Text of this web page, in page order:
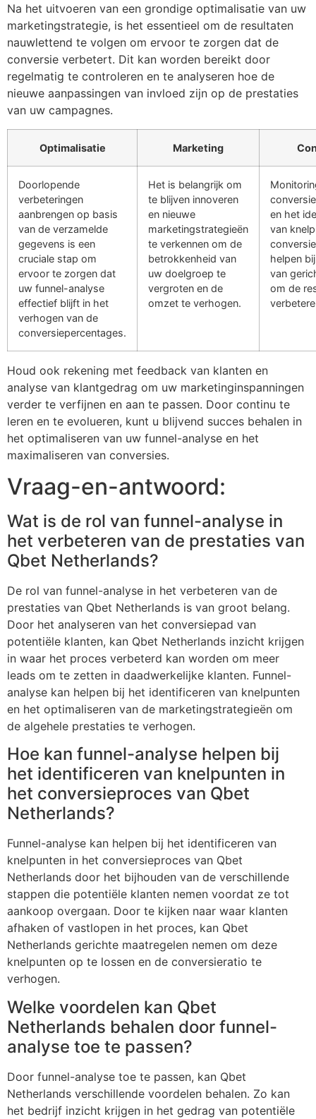
Na het uitvoeren van een grondige optimalisatie van uw
marketingstrategie, is het essentieel om de resultaten
nauwlettend te volgen om ervoor te zorgen dat de
conversie verbetert. Dit kan worden bereikt door
regelmatig te controleren en te analyseren hoe de
nieuwe aanpassingen van invloed zijn op de prestaties
van uw campagnes.
Optimalisatie Marketing
Doorlopende
verbeteringen
aanbrengen op basis
van de verzamelde
gegevens is een
cruciale stap om
ervoor te zorgen dat
uw funnel-analyse
effectief blijft in het
verhogen van de
conversiepercentages.
Het is belangrijk om
te blijven innoveren
en nieuwe
marketingstrategieën
te verkennen om de
betrokkenheid van
uw doelgroep te
vergroten en de
omzet te verhogen.
en het
van
helpen
van
om de
Houd ook rekening met feedback van klanten en
analyse van klantgedrag om uw marketinginspanningen
verder te verfijnen en aan te passen. Door continu te
leren en te evolueren, kunt u blijvend succes behalen in
het optimaliseren van uw funnel-analyse en het
maximaliseren van conversies.
Vraag-en-antwoord:
Wat is de rol van funnel-analyse in
het verbeteren van de prestaties van
Qbet Netherlands?
De rol van funnel-analyse in het verbeteren van de
prestaties van Qbet Netherlands is van groot belang.
Door het analyseren van het conversiepad van
potentiële klanten, kan Qbet Netherlands inzicht krijgen
in waar het proces verbeterd kan worden om meer
leads om te zetten in daadwerkelijke klanten. Funnel-
analyse kan helpen bij het identificeren van knelpunten
en het optimaliseren van de marketingstrategieën om
de algehele prestaties te verhogen.
Hoe kan funnel-analyse helpen bij
het identificeren van knelpunten in
het conversieproces van Qbet
Netherlands?
Funnel-analyse kan helpen bij het identificeren van
knelpunten in het conversieproces van Qbet
Netherlands door het bijhouden van de verschillende
stappen die potentiële klanten nemen voordat ze tot
aankoop overgaan. Door te kijken naar waar klanten
afhaken of vastlopen in het proces, kan Qbet
Netherlands gerichte maatregelen nemen om deze
knelpunten op te lossen en de conversieratio te
verhogen.
Welke voordelen kan Qbet
Netherlands behalen door funnel-
analyse toe te passen?
Door funnel-analyse toe te passen, kan Qbet
Netherlands verschillende voordelen behalen. Zo kan
het bedrijf inzicht krijgen in het gedrag van potentiële